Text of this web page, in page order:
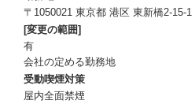
〒1050021 東京都 港区 東新橋2-15-1
[変更の範囲]
有
会社の定める勤務地
受動喫煙対策
屋内全面禁煙